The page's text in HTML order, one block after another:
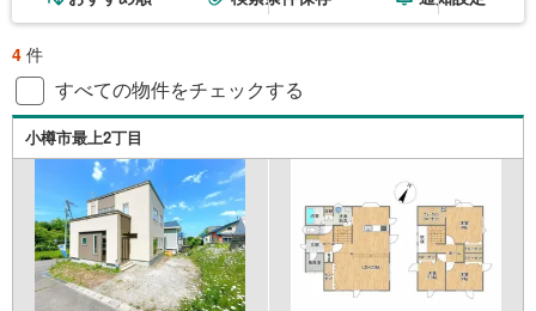
4 件
すべての物件をチェックする
小樽市最上2丁目